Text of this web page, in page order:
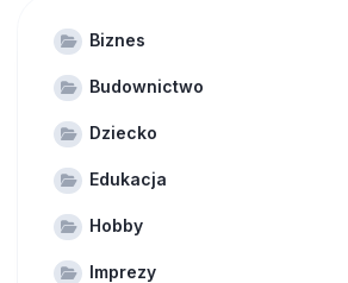
Biznes
Budownictwo
Dziecko
Edukacja
Hobby
Imprezy